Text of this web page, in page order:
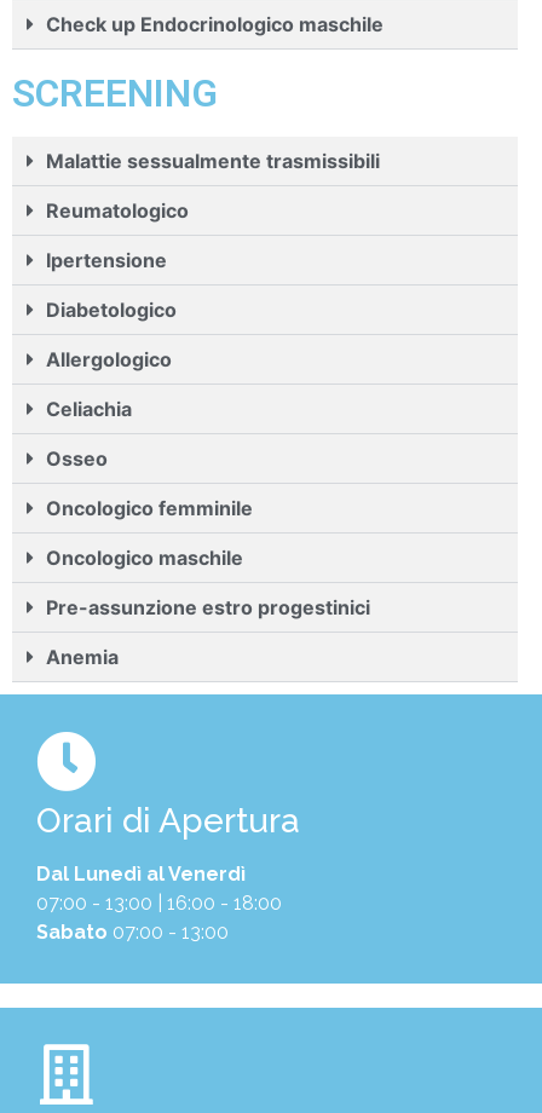
Check up Endocrinologico maschile
SCREENING
Malattie sessualmente trasmissibili
Reumatologico
Ipertensione
Diabetologico
Allergologico
Celiachia
Osseo
Oncologico femminile
Oncologico maschile
Pre-assunzione estro progestinici
Anemia
Orari di Apertura
Dal Lunedì al Venerdì
07:00 - 13:00 | 16:00 - 18:00
Sabato 07:00 - 13:00